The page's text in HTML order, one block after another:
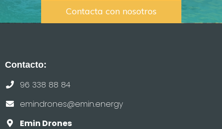
Contacta con nosotros
Contacto:
96 338 88 84
emindrones@emin.energy
Emin Drones